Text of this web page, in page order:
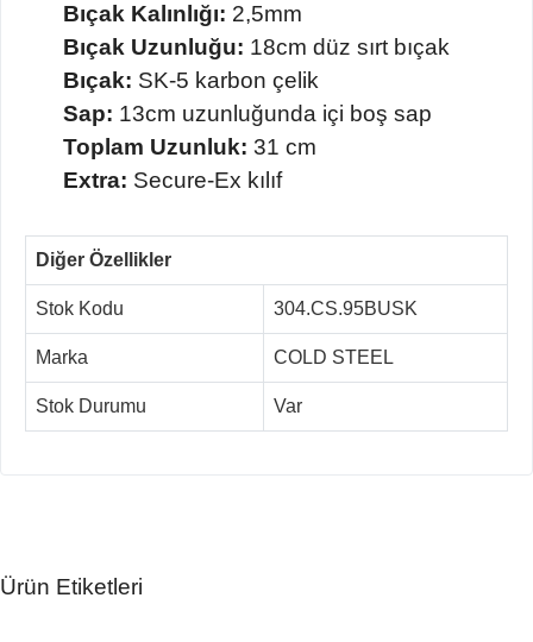
Bıçak Kalınlığı: 2,5mm
Bıçak Uzunluğu: 18cm düz sırt bıçak
Bıçak: SK-5 karbon çelik
Sap: 13cm uzunluğunda içi boş sap
Toplam Uzunluk: 31 cm
Extra: Secure-Ex kılıf
Diğer Özellikler
Stok Kodu 304.CS.95BUSK
Marka COLD STEEL
Stok Durumu Var
Ürün Etiketleri